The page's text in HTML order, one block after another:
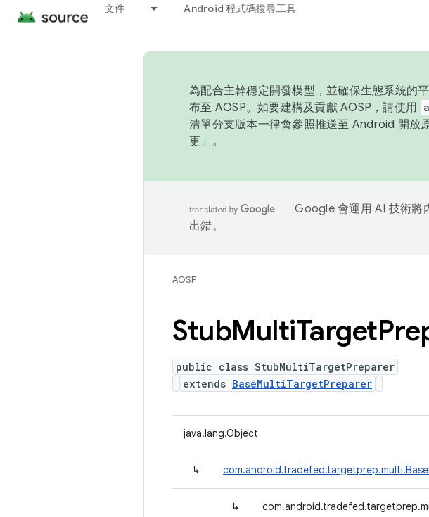
文件 Android 程式碼搜尋工具
為配合主幹穩定開發模型，並確保生態系統的
布至 AOSP。如要建構及貢獻 AOSP，請使用
清單分支版本一律會參照推送至 Android 開放
更 」。
Google 會運用 AI 技術將
出錯。
AOSP
StubMultiTarget
public class StubMultiTargetPreparer
extends BaseMultiTargetPreparer
java.lang.Object
↳
↳